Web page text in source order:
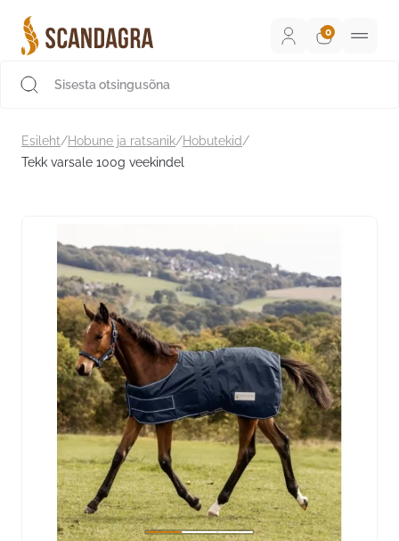
sisu
juurde
Esileht/Hobune ja ratsanik/Hobutekid/
Tekk varsale 100g veekindel